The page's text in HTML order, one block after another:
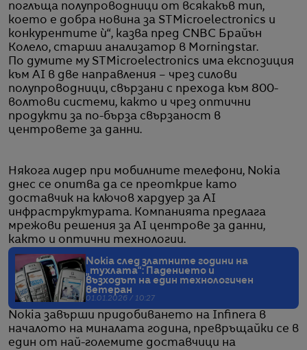
поглъща полупроводници от всякакъв тип,
което е добра новина за STMicroelectronics и
конкурентите ѝ“, казва пред CNBC Брайън
Колело, старши анализатор в Morningstar.
По думите му STMicroelectronics има експозиция
към AI в две направления – чрез силови
полупроводници, свързани с прехода към 800-
волтови системи, както и чрез оптични
продукти за по-бърза свързаност в
центровете за данни.
Някога лидер при мобилните телефони, Nokia
днес се опитва да се преоткрие като
доставчик на ключов хардуер за AI
инфраструктурата. Компанията предлага
мрежови решения за AI центрове за данни,
както и оптични технологии.
Nokia след златните години на
„тухлата“: Падението и
възходът на един технологичен
ветеран
01.01.2026 / 10:27
Nokia завърши придобиването на Infinera в
началото на миналата година, превръщайки се в
един от най-големите доставчици на